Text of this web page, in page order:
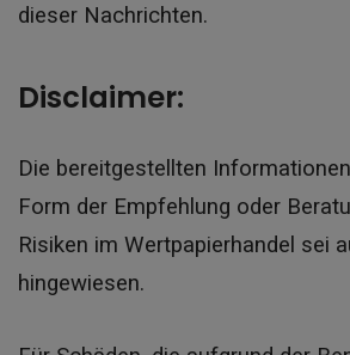
dieser Nachrichten.
Disclaimer:
Die bereitgestellten
Form der Empfehlung oder
Risiken im Wertpapierhandel sei
hingewiesen.